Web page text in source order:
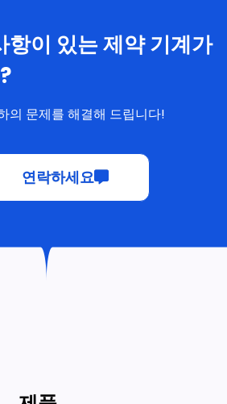
항이 있는 제약 기계가
제품